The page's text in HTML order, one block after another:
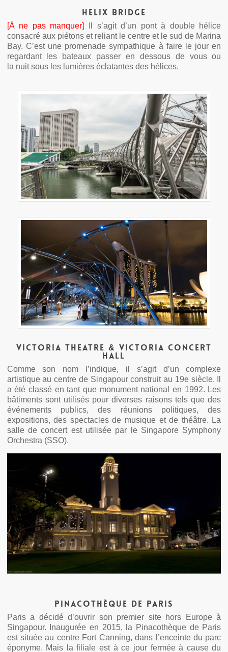
Helix Bridge
[À ne pas manquer]
Il s’agit d’un pont à double hélice
consacré aux piétons et reliant le centre et le sud de Marina
Bay. C’est une promenade sympathique à faire le jour en
regardant les bateaux passer en dessous de vous ou
la nuit sous les lumières éclatantes des hélices.
Victoria Theatre & Victoria Concert
Hall
Comme son nom l’indique, il s’agit d’un complexe
artistique au centre de Singapour construit au 19e siècle. Il
a été classé en tant que monument national en 1992. Les
bâtiments sont utilisés pour diverses raisons tels que des
événements publics, des réunions politiques, des
expositions, des spectacles de musique et de théâtre. La
salle de concert est utilisée par le Singapore Symphony
Orchestra (SSO).
Pinacothèque de Paris
Paris a décidé d’ouvrir son premier site hors Europe à
Singapour. Inaugurée en 2015, la Pinacothèque de Paris
est située au centre Fort Canning, dans l’enceinte du parc
éponyme. Mais la filiale est à ce jour fermée à cause du